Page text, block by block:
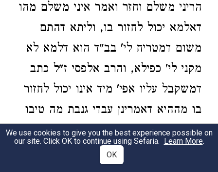
הריני משלם וחזר ואמר איני משלם מהו
דאלמא יכול לחזור בו, וליתא דהתם
משום דמטריח לי' בב"ד הוא דלמא לא
מקני לי' כפילא, והרב אלפסי ז"ל כתב
דמשקבל עליו אפי' מיד אינו יכול לחזור
בו מההיא דאמרינן עבדי גנבת מה טיבו
אצלך אתה מכרתו לי רצונך השבע וטול
נשבע ואינו יכול לחזור בו, וכבר כתבתיה
We use cookies to give you the best experience possible on
our site. Click OK to continue using Sefaria. Learn More.
OK